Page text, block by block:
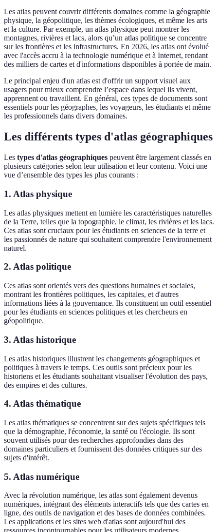
Les atlas peuvent couvrir différents domaines comme la géographie
physique, la géopolitique, les thèmes écologiques, et même les arts
et la culture. Par exemple, un atlas physique peut montrer les
montagnes, rivières et lacs, alors qu’un atlas politique se concentre
sur les frontières et les infrastructures. En 2026, les atlas ont évolué
avec l'accès accru à la technologie numérique et à Internet, rendant
des milliers de cartes et d'informations disponibles à portée de main.
Le principal enjeu d'un atlas est d'offrir un support visuel aux
usagers pour mieux comprendre l’espace dans lequel ils vivent,
apprennent ou travaillent. En général, ces types de documents sont
essentiels pour les géographes, les voyageurs, les étudiants et même
les professionnels dans divers domaines.
Les différents types d'atlas géographiques
Les types d'atlas géographiques peuvent être largement classés en
plusieurs catégories selon leur utilisation et leur contenu. Voici une
vue d’ensemble des types les plus courants :
1. Atlas physique
Les atlas physiques mettent en lumière les caractéristiques naturelles
de la Terre, telles que la topographie, le climat, les rivières et les lacs.
Ces atlas sont cruciaux pour les étudiants en sciences de la terre et
les passionnés de nature qui souhaitent comprendre l'environnement
naturel.
2. Atlas politique
Ces atlas sont orientés vers des questions humaines et sociales,
montrant les frontières politiques, les capitales, et d'autres
informations liées à la gouvernance. Ils constituent un outil essentiel
pour les étudiants en sciences politiques et les chercheurs en
géopolitique.
3. Atlas historique
Les atlas historiques illustrent les changements géographiques et
politiques à travers le temps. Ces outils sont précieux pour les
historiens et les étudiants souhaitant visualiser l'évolution des pays,
des empires et des cultures.
4. Atlas thématique
Les atlas thématiques se concentrent sur des sujets spécifiques tels
que la démographie, l'économie, la santé ou l'écologie. Ils sont
souvent utilisés pour des recherches approfondies dans des
domaines particuliers et fournissent des données critiques sur des
sujets d'intérêt.
5. Atlas numérique
Avec la révolution numérique, les atlas sont également devenus
numériques, intégrant des éléments interactifs tels que des cartes en
ligne, des outils de navigation et des bases de données combinées.
Les applications et les sites web d'atlas sont aujourd'hui des